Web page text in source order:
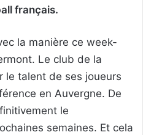
français.
la manière ce week-
Le club de la
le talent de ses joueurs
en Auvergne. De
le
semaines. Et cela